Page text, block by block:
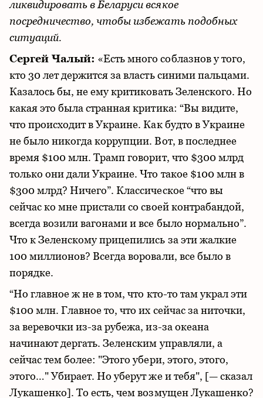
ликвидировать в Беларуси всякое
посредничество, чтобы избежать подобных
ситуаций.
Сергей Чалый: «Есть много соблазнов у того,
кто 30 лет держится за власть синими пальцами.
Казалось бы, не ему критиковать Зеленского. Но
какая это была странная критика: “Вы видите,
что происходит в Украине. Как будто в Украине
не было никогда коррупции. Вот, в последнее
время $100 млн. Трамп говорит, что $300 млрд
только они дали Украине. Что такое $100 млн в
$300 млрд? Ничего”. Классическое “что вы
сейчас ко мне пристали со своей контрабандой,
всегда возили вагонами и все было нормально”.
Что к Зеленскому прицепились за эти жалкие
100 миллионов? Всегда воровали, все было в
порядке.
“Но главное ж не в том, что кто-то там украл эти
$100 млн. Главное то, что их сейчас за ниточки,
за веревочки из-за рубежа, из-за океана
начинают дергать. Зеленским управляли, а
сейчас тем более: "Этого убери, этого, этого,
этого…" Убирает. Но уберут же и тебя", [— сказал
Лукашенко]. То есть, чем возмущен Лукашенко?